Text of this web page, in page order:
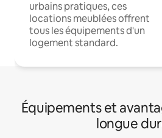
urbains pratiques, ces
locations meublées offrent
tous les équipements d'un
logement standard.
Équipements et
longue